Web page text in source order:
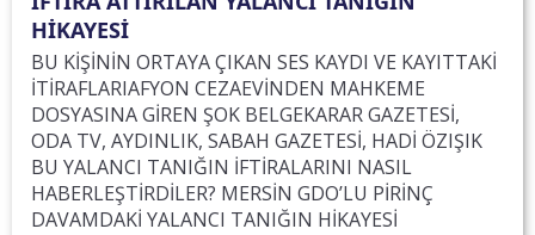
HİKAYESİ
‍BU KİŞİNİN ORTAYA ÇIKAN SES KAYDI VE KAYITTAKİ
İTİRAFLARIAFYON CEZAEVİNDEN MAHKEME
DOSYASINA GİREN ŞOK BELGEKARAR GAZETESİ,
ODA TV, AYDINLIK, SABAH GAZETESİ, HADİ ÖZIŞIK
BU YALANCI TANIĞIN İFTİRALARINI NASIL
HABERLEŞTİRDİLER? MERSİN GDO’LU PİRİNÇ
DAVAMDAKİ YALANCI TANIĞIN HİKAYESİ